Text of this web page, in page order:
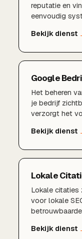
reputatie en
eenvoudig
Google
Het beheren
je bedrijf
verzorgt het
Lokale
Lokale citaties
voor lokale
je